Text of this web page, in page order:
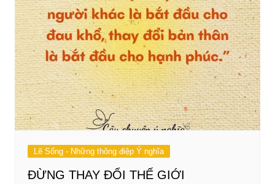
Lẽ Sống - Những thông điệp Ý nghĩa
ĐỪNG THAY ĐỔI THẾ GIỚI